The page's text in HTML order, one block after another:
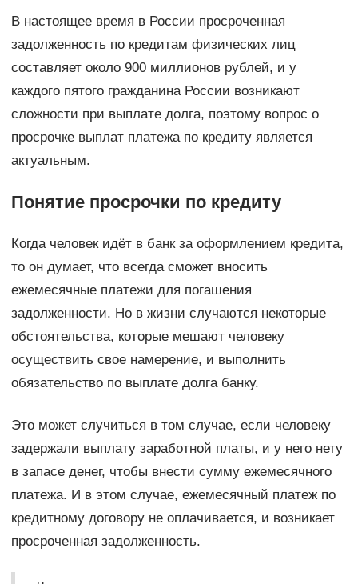
В настоящее время в России просроченная
задолженность по кредитам физических лиц
составляет около 900 миллионов рублей, и у
каждого пятого гражданина России возникают
сложности при выплате долга, поэтому вопрос о
просрочке выплат платежа по кредиту является
актуальным.
Понятие просрочки по кредиту
Когда человек идёт в банк за оформлением кредита,
то он думает, что всегда сможет вносить
ежемесячные платежи для погашения
задолженности. Но в жизни случаются некоторые
обстоятельства, которые мешают человеку
осуществить свое намерение, и выполнить
обязательство по выплате долга банку.
Это может случиться в том случае, если человеку
задержали выплату заработной платы, и у него нету
в запасе денег, чтобы внести сумму ежемесячного
платежа. И в этом случае, ежемесячный платеж по
кредитному договору не оплачивается, и возникает
просроченная задолженность.